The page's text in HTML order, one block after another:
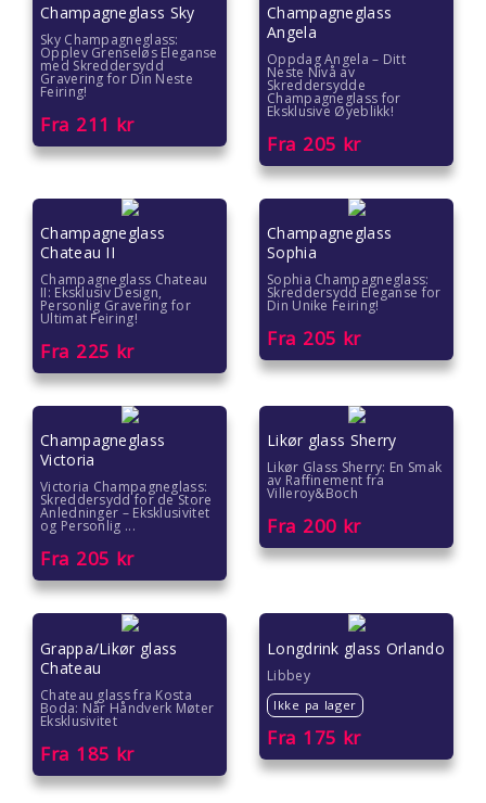
Champagneglass Sky
Sky Champagneglass:
Opplev Grenseløs Eleganse
med Skreddersydd
Gravering for Din Neste
Feiring!
Fra 211 kr
Champagneglass
Angela
Oppdag Angela – Ditt
Neste Nivå av
Skreddersydde
Champagneglass for
Eksklusive Øyeblikk!
Fra 205 kr
Champagneglass
Chateau II
Champagneglass Chateau
II: Eksklusiv Design,
Personlig Gravering for
Ultimat Feiring!
Fra 225 kr
Champagneglass
Sophia
Sophia Champagneglass:
Skreddersydd Eleganse for
Din Unike Feiring!
Fra 205 kr
Champagneglass
Victoria
Victoria Champagneglass:
Skreddersydd for de Store
Anledninger – Eksklusivitet
og Personlig ...
Fra 205 kr
Likør glass Sherry
Likør Glass Sherry: En Smak
av Raffinement fra
Villeroy&Boch
Fra 200 kr
Grappa/Likør glass
Chateau
Chateau glass fra Kosta
Boda: Når Håndverk Møter
Eksklusivitet
Fra 185 kr
Longdrink glass Orlando
Libbey
Ikke pa lager
Fra 175 kr